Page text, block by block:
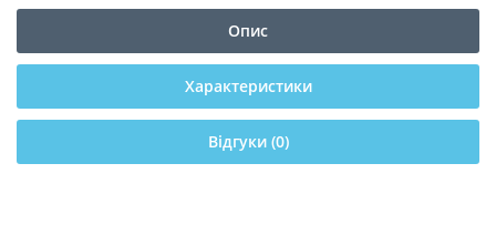
Опис
Характеристики
Відгуки (0)